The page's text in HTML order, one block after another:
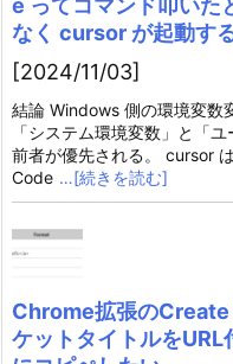
e ってコマンド叩いた
なく cursor が起動す
[2024/11/03]
結論 Windows 側の環境変数
「システム環境変数」と「
前者が優先される。 cursor
Code …[続きを読む]
Chrome拡張の
ケットタイトルを